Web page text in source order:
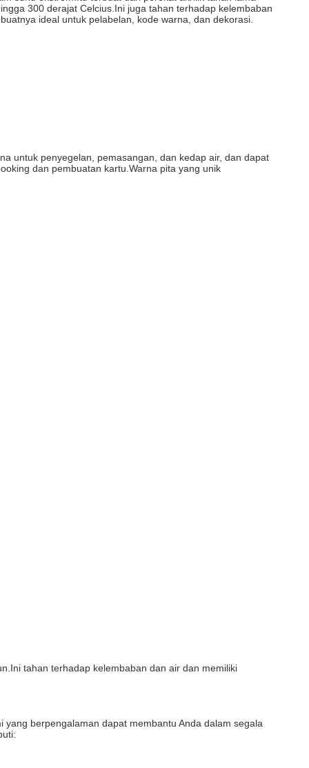
300 derajat Celcius.Ini juga tahan terhadap kelembaban
ideal untuk pelabelan, kode warna, dan dekorasi.
untuk penyegelan, pemasangan, dan kedap air, dan dapat
dan pembuatan kartu.Warna pita yang unik
tahan terhadap kelembaban dan air dan memiliki
berpengalaman dapat membantu Anda dalam segala